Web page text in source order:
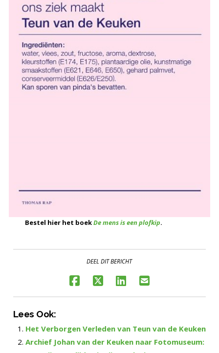
Bestel hier het boekDe mens is een plofkip.
DEEL DIT BERICHT
Lees Ook:
Het Verborgen Verleden van Teun van de Keuken
Archief Johan van der Keuken naar Fotomuseum: